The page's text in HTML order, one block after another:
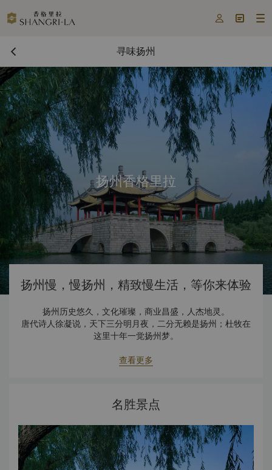
  
寻味扬州
扬州香格里拉
扬州慢，慢扬州，精致慢生活，等你来体验
扬州历史悠久，文化璀璨，商业昌盛，人杰地灵。
唐代诗人徐凝说，天下三分明月夜，二分无赖是扬州；杜牧在
这里十年一觉扬州梦。
都」、「东亚文化之都」...数不清的标签和头衔，让无数人对之
查看更多
名胜景点